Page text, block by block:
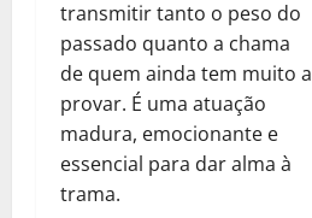
transmitir tanto o peso do
passado quanto a chama
de quem ainda tem muito a
provar. É uma atuação
madura, emocionante e
essencial para dar alma à
trama.